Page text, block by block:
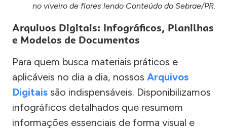
no viveiro de flores lendo Conteúdo do Sebrae/PR.
Arquivos Digitais: Infográficos, Planilhas
e Modelos de Documentos
Para quem busca materiais práticos e
aplicáveis no dia a dia, nossos Arquivos
Digitais são indispensáveis. Disponibilizamos
infográficos detalhados que resumem
informações essenciais de forma visual e